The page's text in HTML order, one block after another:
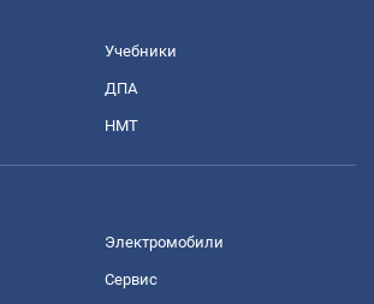
Учебники
ДПА
НМТ
Электромобили
Сервис